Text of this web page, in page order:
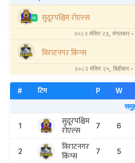
सुदूरपश्चिम रोएल्स
W
२०८२ मंसिर २३, मंगलबार
विराटनगर किंग्स
२०८२ मंसिर २५, बिहीबार
# टिम P W
1 सुदूरपश्चिम
रोएल्स 7 6
2 विराटनगर
किंग्स 7 5